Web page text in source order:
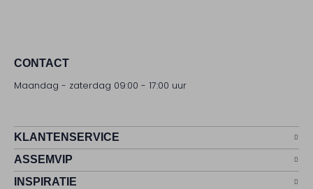
CONTACT
Maandag - zaterdag 09:00 - 17:00 uur
KLANTENSERVICE
ASSEMVIP
INSPIRATIE